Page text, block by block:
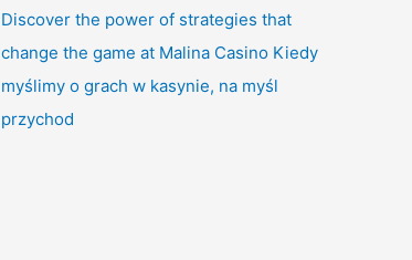
Discover the power of strategies that
change the game at Malina Casino Kiedy
myślimy o grach w kasynie, na myśl
przychod